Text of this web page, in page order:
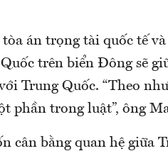
án trọng tài quốc tế
trên biển Đông sẽ
Trung Quốc. “Theo
phần trong luật”, ông
cân bằng quan hệ giữa